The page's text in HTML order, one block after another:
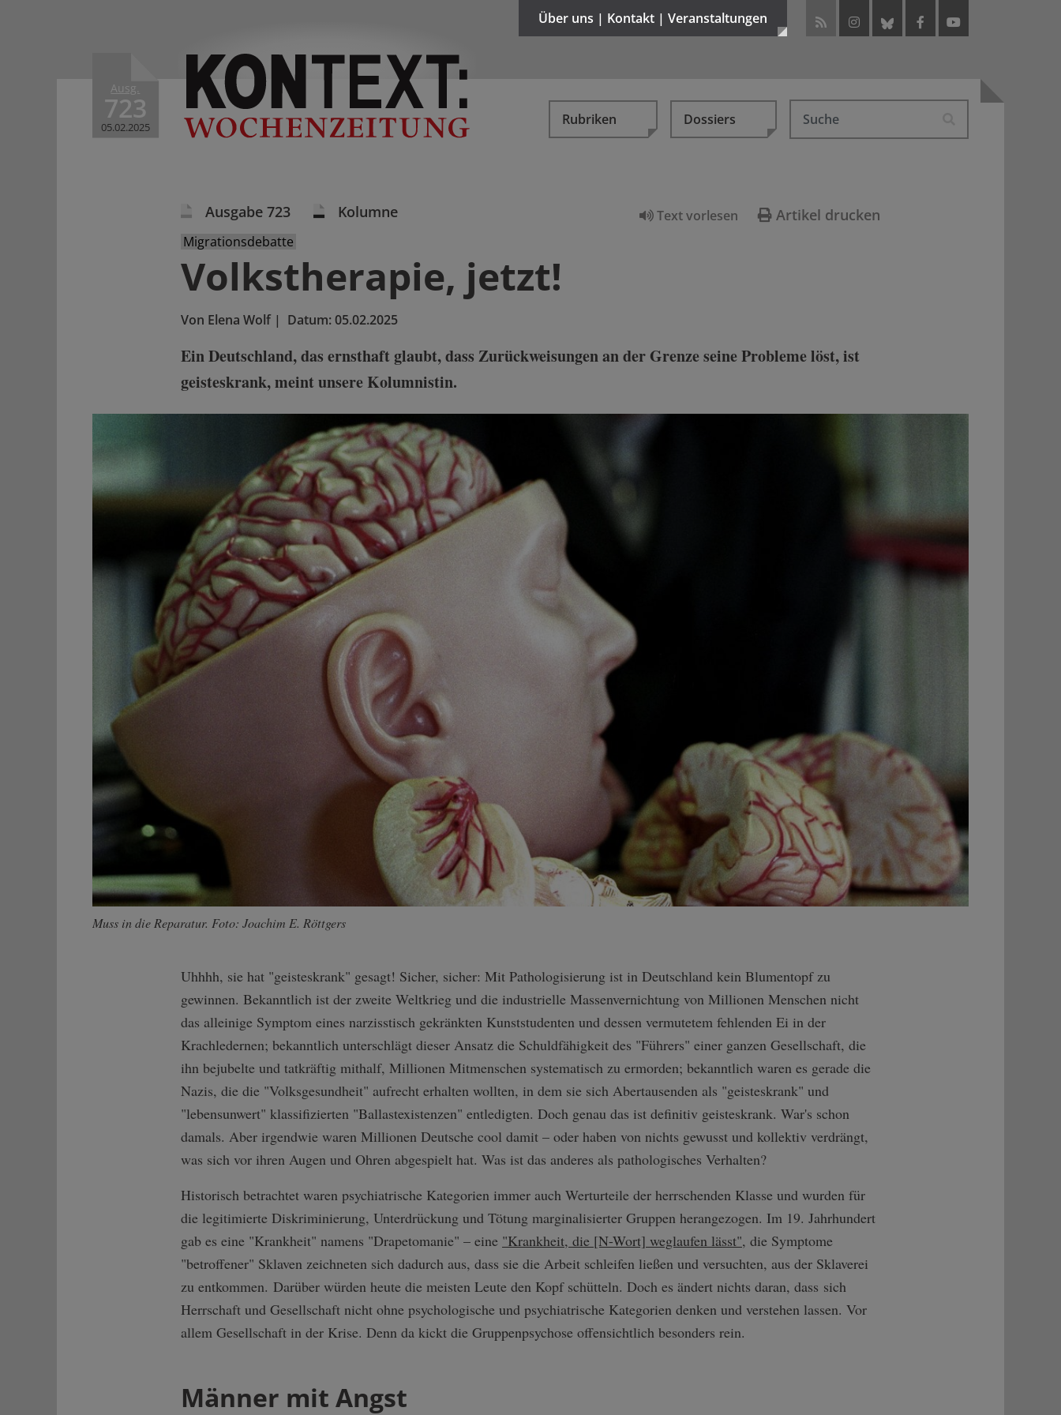
Ausg.
723
05.02.2025
Über uns | Kontakt | Veranstaltungen
Rubriken Dossiers
Text vorlesen Artikel drucken
Ausgabe 723 Kolumne
Migrationsdebatte
Volkstherapie, jetzt!
Von Elena Wolf | Datum:05.02.2025
Ein Deutschland, das ernsthaft glaubt, dass Zurückweisungen an der Grenze seine Probleme löst, ist
geisteskrank, meint unsere Kolumnistin.
Muss in die Reparatur. Foto: Joachim E. Röttgers
Uhhhh, sie hat "geisteskrank" gesagt! Sicher, sicher: Mit Pathologisierung ist in Deutschland kein Blumentopf zu
gewinnen. Bekanntlich ist der zweite Weltkrieg und die industrielle Massenvernichtung von Millionen Menschen nicht
das alleinige Symptom eines narzisstisch gekränkten Kunststudenten und dessen vermutetem fehlenden Ei in der
Krachledernen; bekanntlich unterschlägt dieser Ansatz die Schuldfähigkeit des "Führers" einer ganzen Gesellschaft, die
ihn bejubelte und tatkräftig mithalf, Millionen Mitmenschen systematisch zu ermorden; bekanntlich waren es gerade die
Nazis, die die "Volksgesundheit" aufrecht erhalten wollten, in dem sie sich Abertausenden als "geisteskrank" und
"lebensunwert" klassifizierten "Ballastexistenzen" entledigten. Doch genau das ist definitiv geisteskrank. War's schon
damals. Aber irgendwie waren Millionen Deutsche cool damit – oder haben von nichts gewusst und kollektiv verdrängt,
was sich vor ihren Augen und Ohren abgespielt hat. Was ist das anderes als pathologisches Verhalten?
Historisch betrachtet waren psychiatrische Kategorien immer auch Werturteile der herrschenden Klasse und wurden für
die legitimierte Diskriminierung, Unterdrückung und Tötung marginalisierter Gruppen herangezogen. Im 19. Jahrhundert
gab es eine "Krankheit" namens "Drapetomanie" – eine "Krankheit, die [N-Wort] weglaufen lässt", die Symptome
"betroffener" Sklaven zeichneten sich dadurch aus, dass sie die Arbeit schleifen ließen und versuchten, aus der Sklaverei
zu entkommen. Darüber würden heute die meisten Leute den Kopf schütteln. Doch es ändert nichts daran, dass sich
Herrschaft und Gesellschaft nicht ohne psychologische und psychiatrische Kategorien denken und verstehen lassen. Vor
allem Gesellschaft in der Krise. Denn da kickt die Gruppenpsychose offensichtlich besonders rein.
Männer mit Angst